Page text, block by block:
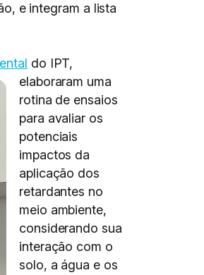
e integram a lista
do IPT,
elaboraram uma
rotina de ensaios
para avaliar os
potenciais
impactos da
aplicação dos
retardantes no
meio ambiente,
considerando sua
interação com o
solo, a água e os